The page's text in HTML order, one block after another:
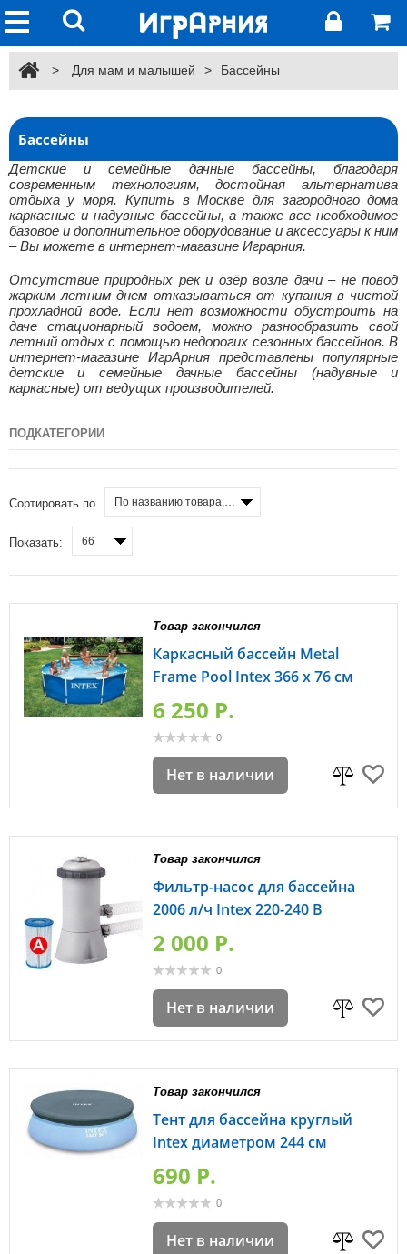
> Для мам и малышей > Бассейны
Бассейны
Детские и семейные дачные бассейны, благодаря
современным технологиям, достойная альтернатива
отдыха у моря. Купить в Москве для загородного дома
каркасные и надувные бассейны, а также все необходимое
базовое и дополнительное оборудование и аксессуары к ним
– Вы можете в интернет-магазине Играрния.
Отсутствие природных рек и озёр возле дачи – не повод
жарким летним днем отказываться от купания в чистой
прохладной воде. Если нет возможности обустроить на
даче стационарный водоем, можно разнообразить свой
летний отдых с помощью недорогих сезонных бассейнов. В
интернет-магазине ИгрАрния представлены популярные
детские и семейные дачные бассейны (надувные и
каркасные) от ведущих производителей.
ПОДКАТЕГОРИИ
Сортировать по По названию товара, от А до Я
Показать: 66
Товар закончился
Каркасный бассейн Metal
Frame Pool Intex 366 х 76 см
6 250 P.
0
Нет в наличии
Товар закончился
Фильтр-насос для бассейна
2006 л/ч Intex 220-240 В
2 000 P.
0
Нет в наличии
Товар закончился
Тент для бассейна круглый
Intex диаметром 244 см
690 P.
0
Нет в наличии